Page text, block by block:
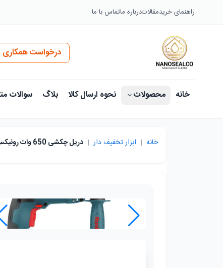
راهنمای خریدمقالاتدرباره ماتماس با ما
درخواست همکاری
خانه محصولات نحوه ارسال کالا بلاگ سوالات
خانه | ابزار تخفیف دار | دريل چکشی 650 وات رونيکس 2214L